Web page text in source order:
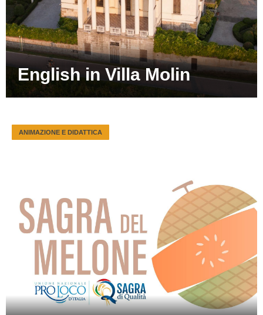
English in Villa Molin
ANIMAZIONE E DIDATTICA